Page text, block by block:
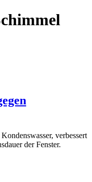
verbessert
der Fenster.